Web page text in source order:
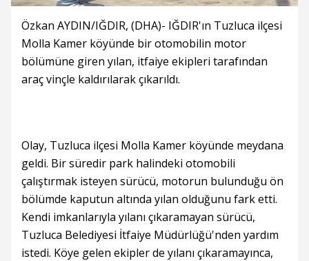
Özkan AYDIN/IĞDIR, (DHA)- IĞDIR'ın Tuzluca ilçesi
Molla Kamer köyünde bir otomobilin motor
bölümüne giren yılan, itfaiye ekipleri tarafından
araç vinçle kaldırılarak çıkarıldı.
Olay, Tuzluca ilçesi Molla Kamer köyünde meydana
geldi. Bir süredir park halindeki otomobili
çalıştırmak isteyen sürücü, motorun bulunduğu ön
bölümde kaputun altında yılan olduğunu fark etti.
Kendi imkanlarıyla yılanı çıkaramayan sürücü,
Tuzluca Belediyesi İtfaiye Müdürlüğü'nden yardım
istedi. Köye gelen ekipler de yılanı çıkaramayınca,